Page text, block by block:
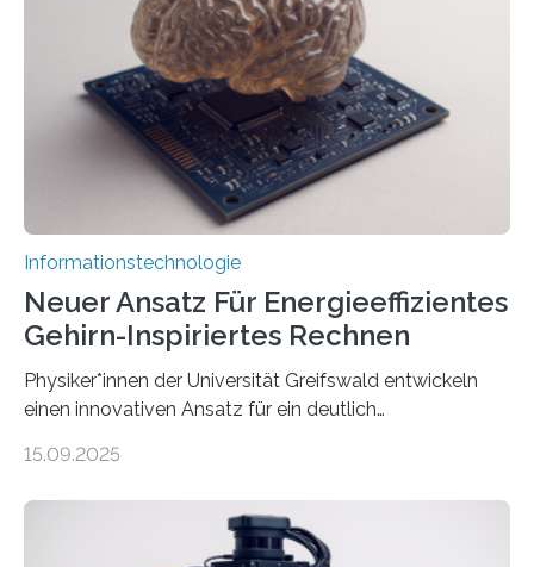
Avatare. Gen-AIvatar entwickelt innovative und
kosteneffiziente Methoden, um lebensechte Avatare zu
erstellen. „Besonders wichtig ist uns eine ganzheitliche
Animation, bei der Stimme, Körperbewegung, Gestik
und Mimik im Einklang sind…
Informationstechnologie
Neuer Ansatz Für Energieeffizientes
Gehirn-Inspiriertes Rechnen
Physiker*innen der Universität Greifswald entwickeln
einen innovativen Ansatz für ein deutlich
Lösungsweg ist inspiriert vom menschlichen Gehirn. Die
stellt die heutige Computertechnik vor
Herausforderungen. Herkömmliche Silizium-
15.09.2025